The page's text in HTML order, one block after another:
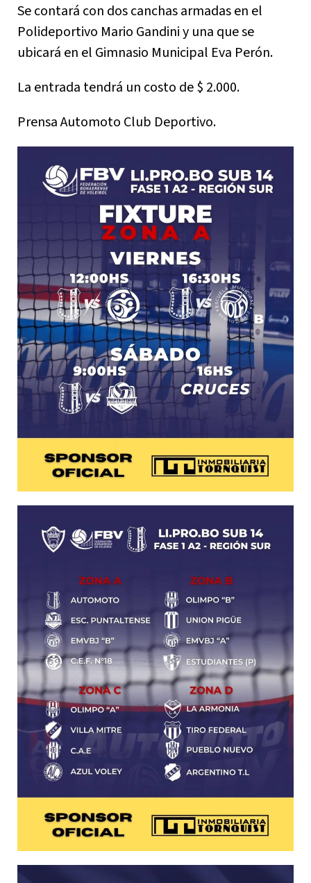
Se contará con dos canchas armadas en el
Polideportivo Mario Gandini y una que se
ubicará en el Gimnasio Municipal Eva Perón.
La entrada tendrá un costo de $ 2.000.
Prensa Automoto Club Deportivo.